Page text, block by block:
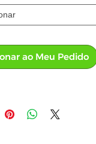
ao Meu Pedido